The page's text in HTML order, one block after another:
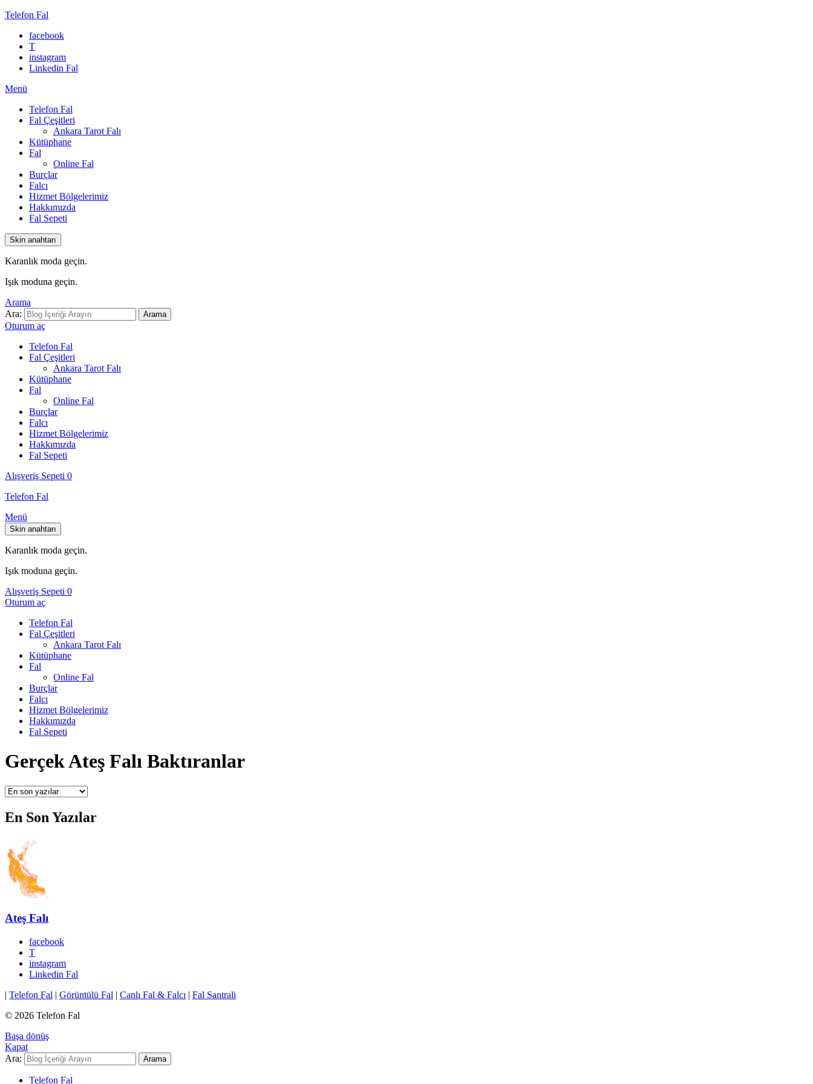
Telefon Fal
facebook
T
instagram
Linkedin Fal
Menü
Telefon Fal
Fal Çeşitleri
Ankara Tarot Falı
Kütüphane
Fal
Online Fal
Burçlar
Falcı
Hizmet Bölgelerimiz
Hakkımızda
Fal Sepeti
Skin anahtarı
Karanlık moda geçin.
Işık moduna geçin.
Arama
Ara:
Arama
Oturum aç
Telefon Fal
Fal Çeşitleri
Ankara Tarot Falı
Kütüphane
Fal
Online Fal
Burçlar
Falcı
Hizmet Bölgelerimiz
Hakkımızda
Fal Sepeti
Alışveriş Sepeti 0
Telefon Fal
Menü
Skin anahtarı
Karanlık moda geçin.
Işık moduna geçin.
Alışveriş Sepeti 0
Oturum aç
Telefon Fal
Fal Çeşitleri
Ankara Tarot Falı
Kütüphane
Fal
Online Fal
Burçlar
Falcı
Hizmet Bölgelerimiz
Hakkımızda
Fal Sepeti
Gerçek Ateş Falı Baktıranlar
En Son Yazılar
Ateş Falı
facebook
T
instagram
Linkedin Fal
| Telefon Fal | Görüntülü Fal | Canlı Fal & Falcı | Fal Santrali
© 2026 Telefon Fal
Başa dönüş
Kapat
Ara:
Arama
Telefon Fal